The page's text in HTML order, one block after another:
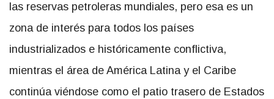
las reservas petroleras mundiales, pero esa es un
zona de interés para todos los países
industrializados e históricamente conflictiva,
mientras el área de América Latina y el Caribe
continúa viéndose como el patio trasero de Estados